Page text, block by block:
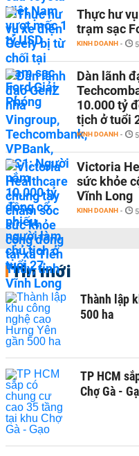
Thực hư
trạm sạc
KINH DOANH -
Dàn lãnh
10.000 tỷ
tịch ở tuổi
KINH DOANH -
Victoria
sức khỏe
Vĩnh Long
KINH DOANH -
Tin mới
Thành lập
500 ha
TP HCM
Chợ Gà -